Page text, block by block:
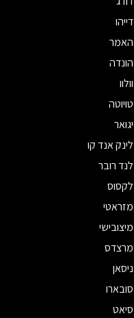
דייהו
האמר
הונדה
וולוו
טויוטה
יגואר
לינק אנד קו
לנד רובר
לקסוס
מזראטי
מיצובישי
מרצדס
ניסאן
סובארו
סיאט